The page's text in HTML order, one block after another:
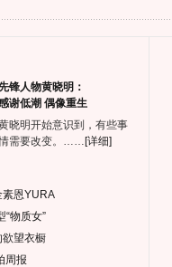
锋人物黄晓明：
谢低潮 偶像重生
晓明开始意识到，有些事
需要改变。…… [详细]
素恩YURA
“物质女”
欲望衣橱
周报